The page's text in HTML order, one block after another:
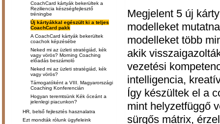
CoachCard kártyák bekerültek a
Reziliencia készségfejlesztő
tréningbe
Új kártyákkal egészült ki a teljes
CoachCard pakk
A CoachCard kártyák bekerültek
coachok képzésébe
Neked mi az üzleti stratégiád, kék
vagy vörös? Morning Coaching
előadás beszámoló
Neked mi az üzleti stratégiád, kék
vagy vörös?
Támogatóként a VIII. Magyarországi
Coaching Konferencián
Hogyan teremtsünk Kék óceánt a
jelenlegi piacunkon?
HR, belső fejlesztés hasznalatra
Ezt mondták rólunk ügyfeleink
Megjelent 5 új
modelleket
modelleket több
akik
vezetési
intelligencia,
Így készültek el a
mint helyzetfüggő
sürgős mátrix,